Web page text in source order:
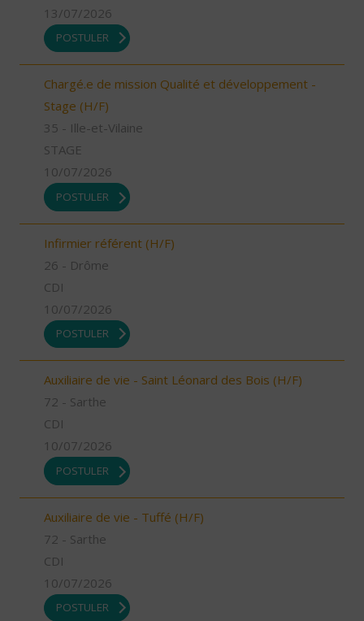
13/07/2026
POSTULER
Chargé.e de mission Qualité et développement -
Stage (H/F)
35 - Ille-et-Vilaine
STAGE
10/07/2026
POSTULER
Infirmier référent (H/F)
26 - Drôme
CDI
10/07/2026
POSTULER
Auxiliaire de vie - Saint Léonard des Bois (H/F)
72 - Sarthe
CDI
10/07/2026
POSTULER
Auxiliaire de vie - Tuffé (H/F)
72 - Sarthe
CDI
10/07/2026
POSTULER